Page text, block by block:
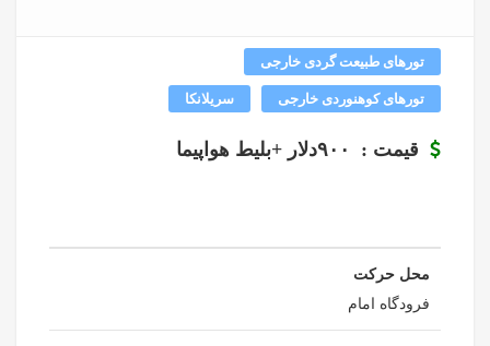
تورهای طبیعت گردی خارجی
تورهای کوهنوردی خارجی سریلانکا
قیمت : ۹۰۰دلار +بلیط هواپیما
محل حرکت
فرودگاه امام